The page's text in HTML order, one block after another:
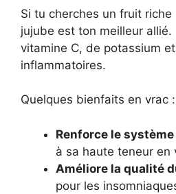
Si tu cherches un fruit riche
jujube est ton meilleur
vitamine C, de potassium
inflammatoires.
Quelques bienfaits en vrac :
Renforce le
à sa haute teneur en
Améliore la qualité
pour les